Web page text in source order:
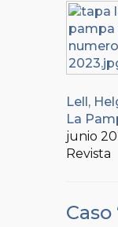
Lell,
La
junio
Revista